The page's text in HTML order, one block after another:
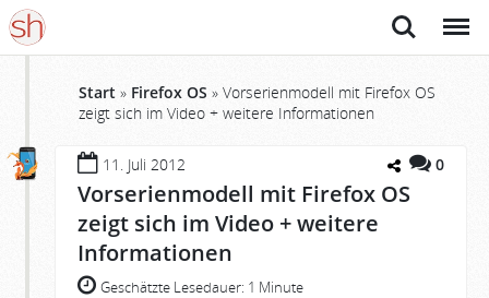
Suche Menü
Start » Firefox OS » Vorserienmodell mit Firefox OS
zeigt sich im Video + weitere Informationen
11. Juli 2012 0
Vorserienmodell mit Firefox OS
zeigt sich im Video + weitere
Informationen
Geschätzte Lesedauer: 1 Minute